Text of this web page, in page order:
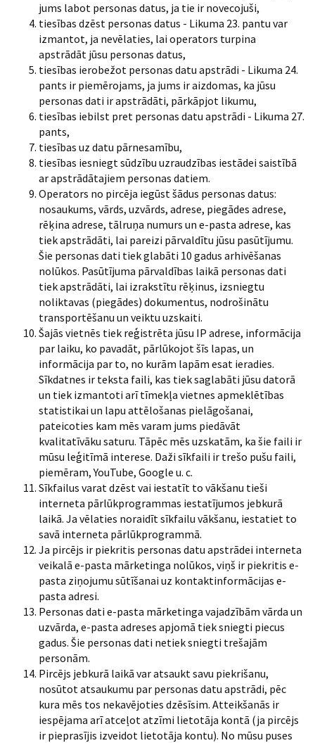
jums labot personas datus, ja tie ir novecojuši,
tiesības dzēst personas datus - Likuma 23. pantu var
izmantot, ja nevēlaties, lai operators turpina
apstrādāt jūsu personas datus,
tiesības ierobežot personas datu apstrādi - Likuma 24.
pants ir piemērojams, ja jums ir aizdomas, ka jūsu
personas dati ir apstrādāti, pārkāpjot likumu,
tiesības iebilst pret personas datu apstrādi - Likuma 27.
pants,
tiesības uz datu pārnesamību,
tiesības iesniegt sūdzību uzraudzības iestādei saistībā
ar apstrādātajiem personas datiem.
Operators no pircēja iegūst šādus personas datus:
nosaukums, vārds, uzvārds, adrese, piegādes adrese,
rēķina adrese, tālruņa numurs un e-pasta adrese, kas
tiek apstrādāti, lai pareizi pārvaldītu jūsu pasūtījumu.
Šie personas dati tiek glabāti 10 gadus arhivēšanas
nolūkos. Pasūtījuma pārvaldības laikā personas dati
tiek apstrādāti, lai izrakstītu rēķinus, izsniegtu
noliktavas (piegādes) dokumentus, nodrošinātu
transportēšanu un veiktu uzskaiti.
Šajās vietnēs tiek reģistrēta jūsu IP adrese, informācija
par laiku, ko pavadāt, pārlūkojot šīs lapas, un
informācija par to, no kurām lapām esat ieradies.
Sīkdatnes ir teksta faili, kas tiek saglabāti jūsu datorā
un tiek izmantoti arī tīmekļa vietnes apmeklētības
statistikai un lapu attēlošanas pielāgošanai,
pateicoties kam mēs varam jums piedāvāt
kvalitatīvāku saturu. Tāpēc mēs uzskatām, ka šie faili ir
mūsu leģitīmā interese. Daži sīkfaili ir trešo pušu faili,
piemēram, YouTube, Google u. c.
Sīkfailus varat dzēst vai iestatīt to vākšanu tieši
interneta pārlūkprogrammas iestatījumos jebkurā
laikā. Ja vēlaties noraidīt sīkfailu vākšanu, iestatiet to
savā interneta pārlūkprogrammā.
Ja pircējs ir piekritis personas datu apstrādei interneta
veikalā e-pasta mārketinga nolūkos, viņš ir piekritis e-
pasta ziņojumu sūtīšanai uz kontaktinformācijas e-
pasta adresi.
Personas dati e-pasta mārketinga vajadzībām vārda un
uzvārda, e-pasta adreses apjomā tiek sniegti piecus
gadus. Šie personas dati netiek sniegti trešajām
personām.
Pircējs jebkurā laikā var atsaukt savu piekrišanu,
nosūtot atsaukumu par personas datu apstrādi, pēc
kura mēs tos nekavējoties dzēsīsim. Atteikšanās ir
iespējama arī atceļot atzīmi lietotāja kontā (ja pircējs
ir pieprasījis izveidot lietotāja kontu). No mūsu puses